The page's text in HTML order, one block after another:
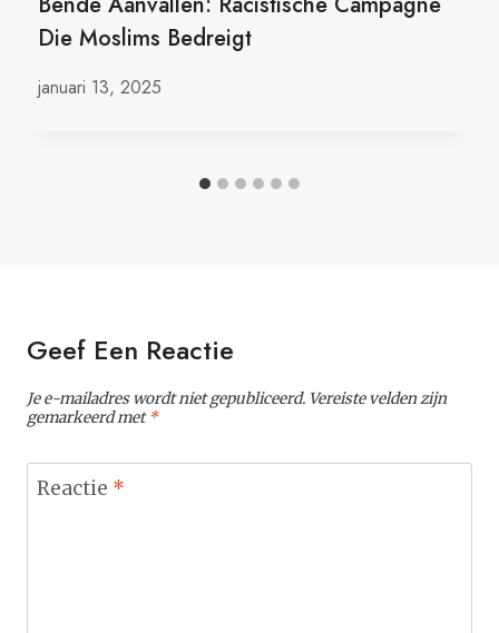
Die Moslims Bedreigt
januari 13, 2025
Geef Een Reactie
Je e-mailadres wordt niet gepubliceerd. Vereiste velden zijn
gemarkeerd met*
Reactie *